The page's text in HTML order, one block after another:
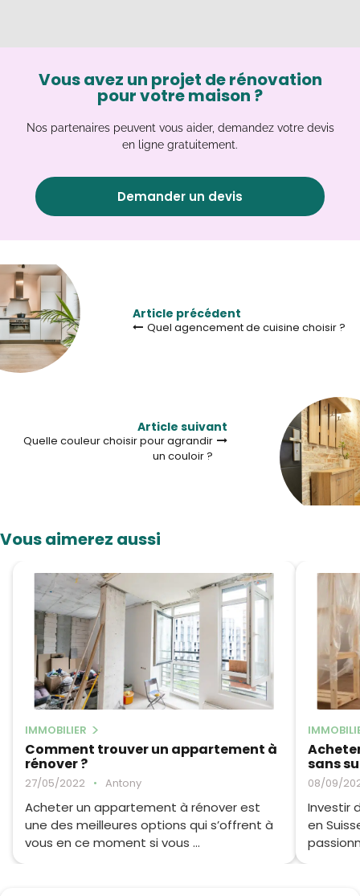
Vous avez un projet de rénovation
pour votre maison ?
Nos partenaires peuvent vous aider, demandez votre devis
en ligne gratuitement.
Demander un devis
Article précédent
Quel agencement de cuisine choisir ?
Article suivant
Quelle couleur choisir pour agrandir
un couloir ?
Vous aimerez aussi
IMMOBILIER
Comment trouver un appartement à
rénover ?
27/05/2022 • Antony
Acheter un appartement à rénover est
une des meilleures options qui s’offrent à
vous en ce moment si vous ...
sans
08/09/
Investir
en